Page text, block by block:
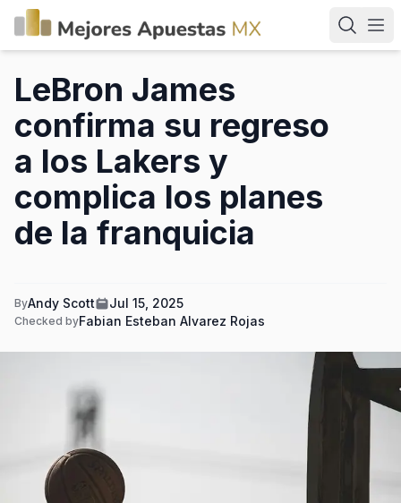
LeBron James
confirma su regreso
a los Lakers y
complica los planes
de la franquicia
ByAndy Scott Jul 15, 2025
Checked byFabian Esteban Alvarez Rojas